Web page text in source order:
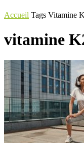
Accueil Tags Vitamine
vitamine